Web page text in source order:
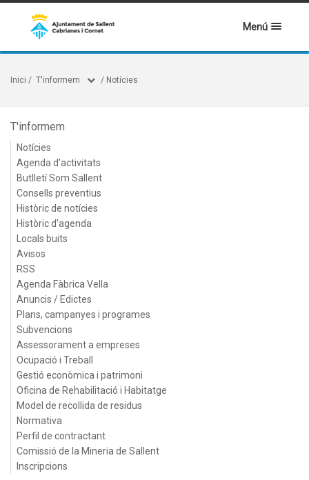
Menú
Inici / T'informem / Notícies
T'informem
Notícies
Agenda d'activitats
Butlletí Som Sallent
Consells preventius
Històric de notícies
Històric d'agenda
Locals buits
Avisos
RSS
Agenda Fàbrica Vella
Anuncis / Edictes
Plans, campanyes i programes
Subvencions
Assessorament a empreses
Ocupació i Treball
Gestió econòmica i patrimoni
Oficina de Rehabilitació i Habitatge
Model de recollida de residus
Normativa
Perfil de contractant
Comissió de la Mineria de Sallent
Inscripcions